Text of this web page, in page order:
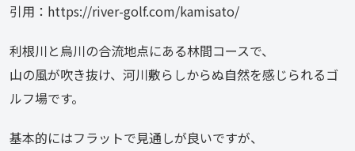
引用：https://river-golf.com/kamisato/
利根川と烏川の合流地点にある林間コースで、
山の風が吹き抜け、河川敷らしからぬ自然を感じられるゴ
ルフ場です。
基本的にはフラットで見通しが良いですが、